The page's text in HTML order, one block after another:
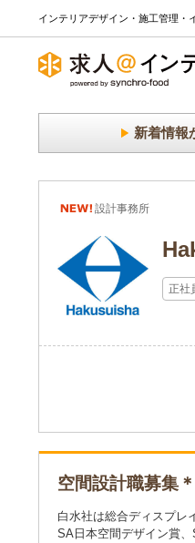
インテリアデザイン・施工管理・
新着情報
New
設計事務所
正社
空間設計職募集
白水社は総合ディスプレ
SA日本空間デザイン賞